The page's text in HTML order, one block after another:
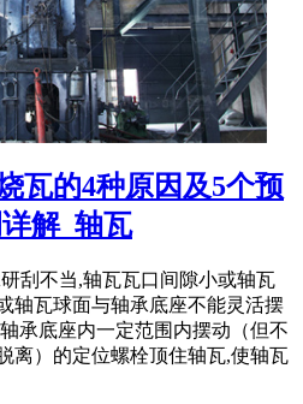
瓦的4种原因及5个预
解_轴瓦
刮不当,轴瓦瓦口间隙小或轴瓦
轴瓦球面与轴承底座不能灵活摆
承底座内一定范围内摆动（但不
离）的定位螺栓顶住轴瓦,使轴瓦